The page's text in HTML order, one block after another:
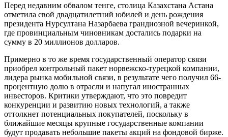
Перед недавним обвалом тенге, столица Казахстана Астана
отметила свой двадцатилетний юбилей и день рождения
президента Нурсултана Назарбаева грандиозной вечеринкой,
где провинциальным чиновникам достались подарки на
сумму в 20 миллионов долларов.
Примерно в то же время государственный оператор связи
приобрел контрольный пакет норвежско-турецкой компании,
лидера рынка мобильной связи, в результате чего получил 66-
процентную долю в отрасли и напугал иностранных
инвесторов. Критики утверждают, что это повредит
конкуренции и развитию новых технологий, а также
оттолкнет потенциальных покупателей, поскольку в
ближайшие месяцы крупные государственные компании
будут продавать небольшие пакеты акций на фондовой бирже.